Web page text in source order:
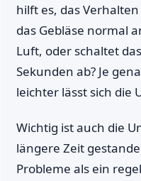
hilft es, das
das Gebläse normal
Luft, oder schaltet
Sekunden ab? Je
leichter lässt sich die
Wichtig ist auch die
längere Zeit
Probleme als ein